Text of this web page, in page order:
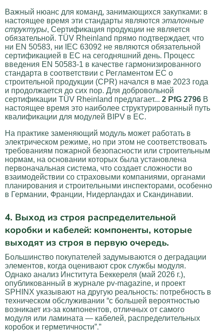
Важный нюанс для команд, занимающихся закупками: в
настоящее время эти стандарты являются эталонные
структуры, Сертификация продукции не является
обязательной. TÜV Rheinland прямо подтверждает, что
ни EN 50583, ни IEC 63092 не являются обязательной
сертификацией в ЕС на сегодняшний день. Процесс
введения EN 50583-1 в качестве гармонизированного
стандарта в соответствии с Регламентом ЕС о
строительной продукции (CPR) начался в мае 2023 года
и продолжается до сих пор. Для добровольной
сертификации TÜV Rheinland предлагает... 2 PfG 2796 В
настоящее время это наиболее структурированный путь
квалификации для модулей BIPV в ЕС.
На практике заменяющий модуль может работать в
электрическом режиме, но при этом не соответствовать
требованиям пожарной безопасности или строительным
нормам, на основании которых была установлена
первоначальная система, что создает сложности во
взаимодействии со страховыми компаниями, органами
планирования и строительными инспекторами, особенно
в Германии, Франции, Нидерландах и Скандинавии.
4. Выход из строя распределительной
коробки и кабелей: компоненты, которые
выходят из строя в первую очередь.
Большинство покупателей задумываются о деградации
элементов, когда оценивают срок службы модуля.
Однако анализ Института Беккереля (май 2026 г.),
опубликованный в журнале pv-magazine, и проект
SPHINX указывают на другую реальность: потребность в
техническом обслуживании “с большей вероятностью
возникает из-за компонентов, отличных от самого
модуля или ламината — кабелей, распределительных
коробок и герметичности”.”